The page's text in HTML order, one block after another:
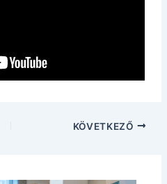
KÖVETKEZŐ